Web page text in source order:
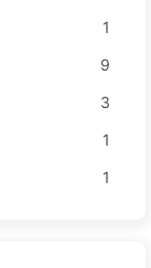
1
9
3
1
1